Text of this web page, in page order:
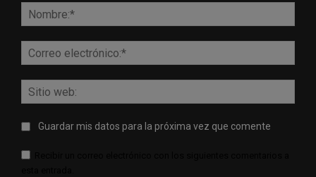
web:
Guardar mis datos para la próxima vez que comente